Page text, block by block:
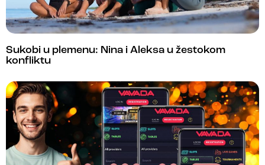
Sukobi u plemenu: Nina i Aleksa u žestokom
konfliktu